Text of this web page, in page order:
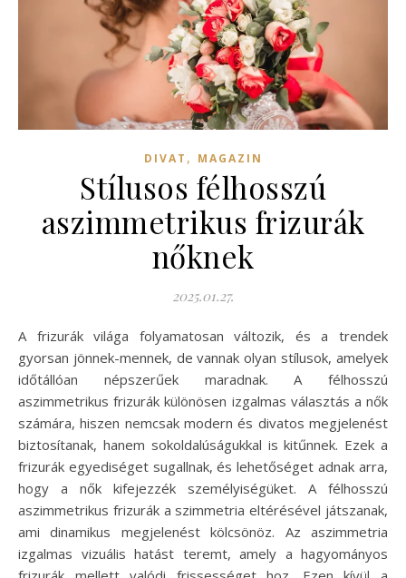
DIVAT , MAGAZIN
Stílusos félhosszú
aszimmetrikus frizurák
nőknek
2025.01.27.
A frizurák világa folyamatosan változik, és a trendek
gyorsan jönnek-mennek, de vannak olyan stílusok, amelyek
időtállóan népszerűek maradnak. A félhosszú
aszimmetrikus frizurák különösen izgalmas választás a nők
számára, hiszen nemcsak modern és divatos megjelenést
biztosítanak, hanem sokoldalúságukkal is kitűnnek. Ezek a
frizurák egyediséget sugallnak, és lehetőséget adnak arra,
hogy a nők kifejezzék személyiségüket. A félhosszú
aszimmetrikus frizurák a szimmetria eltérésével játszanak,
ami dinamikus megjelenést kölcsönöz. Az aszimmetria
izgalmas vizuális hatást teremt, amely a hagyományos